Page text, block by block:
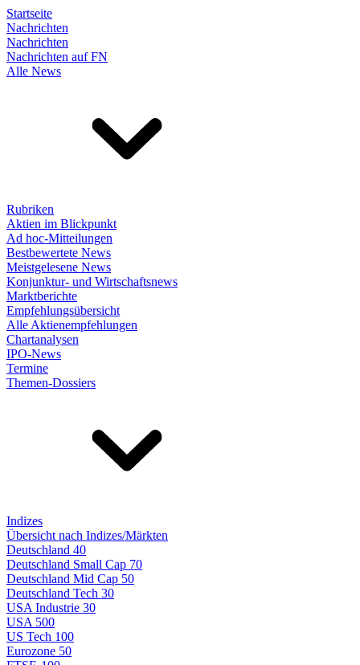
Startseite
Nachrichten
Nachrichten
Nachrichten auf FN
Alle News
Rubriken
Aktien im Blickpunkt
Ad hoc-Mitteilungen
Bestbewertete News
Meistgelesene News
Konjunktur- und Wirtschaftsnews
Marktberichte
Empfehlungsübersicht
Alle Aktienempfehlungen
Chartanalysen
IPO-News
Termine
Themen-Dossiers
Indizes
Übersicht nach Indizes/Märkten
Deutschland 40
Deutschland Small Cap 70
Deutschland Mid Cap 50
Deutschland Tech 30
USA Industrie 30
USA 500
US Tech 100
Eurozone 50